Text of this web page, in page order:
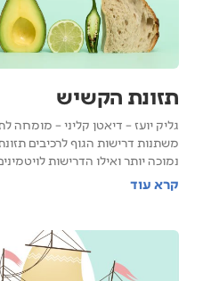
תזונת הקשיש
גליק יועז – דיאטן קליני – מומחה
משתנות דרישות הגוף לרכיבים
נמוכה יותר ואילו הדרישות
קרא עוד